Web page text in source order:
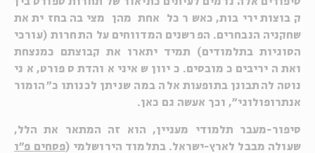
קבוצות יריבות, כאשר כל אחת מהן מציבה בחזית את
שחקניה הנבחרים. הפרשנים המדווחים על התחרות (עורכי
הסוגיות בתלמודים) תמיד יתארו את קבוצתם כמנצחת
ואת היריבים כמובסים. כיוון שאיני אוהדת ספורט, אני
נוטה להתבונן בתופעות אלה במה שניתן לכנותו כ"הומור
אנתרופולוגי", וכך אעשה גם כאן.
סיפור-מעבר תלמודי מעניין, הוא זה המתאר את הלל,
שעולה מבבל לארץ-ישראל. בתלמוד הירושלמי (פסחים פ"ו